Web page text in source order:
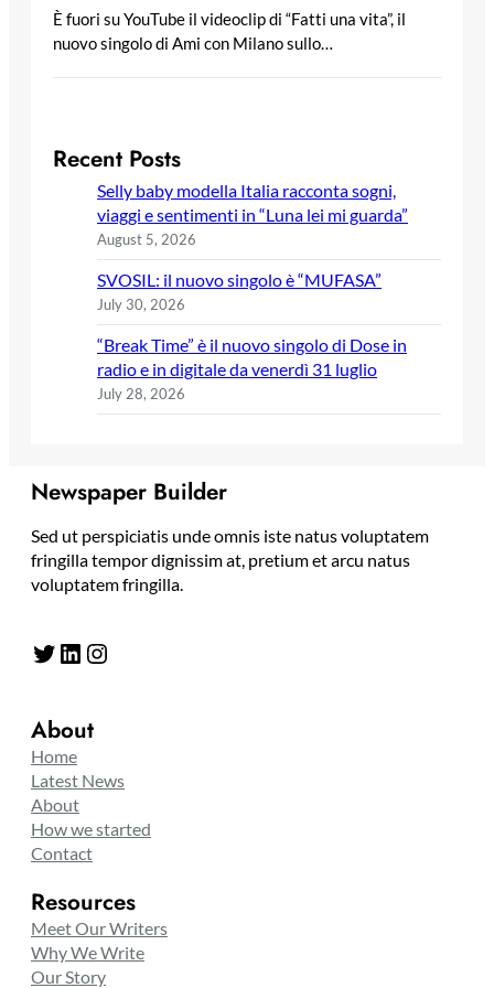
È fuori su YouTube il videoclip di “Fatti una vita”, il
nuovo singolo di Ami con Milano sullo…
Recent Posts
Selly baby modella Italia racconta sogni,
viaggi e sentimenti in “Luna lei mi guarda”
August 5, 2026
SVOSIL: il nuovo singolo è “MUFASA”
July 30, 2026
“Break Time” è il nuovo singolo di Dose in
radio e in digitale da venerdì 31 luglio
July 28, 2026
Newspaper Builder
Sed ut perspiciatis unde omnis iste natus voluptatem
fringilla tempor dignissim at, pretium et arcu natus
voluptatem fringilla.
Twitter LinkedIn Instagram
About
Home
Latest News
About
How we started
Contact
Resources
Meet Our Writers
Why We Write
Our Story